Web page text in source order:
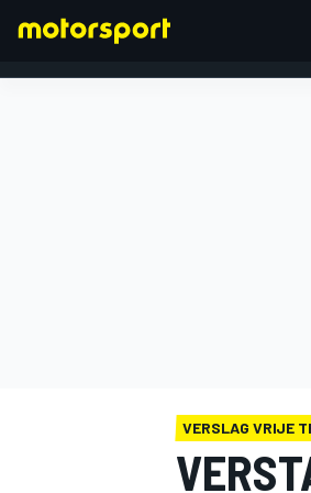
VERSLAG VRIJE